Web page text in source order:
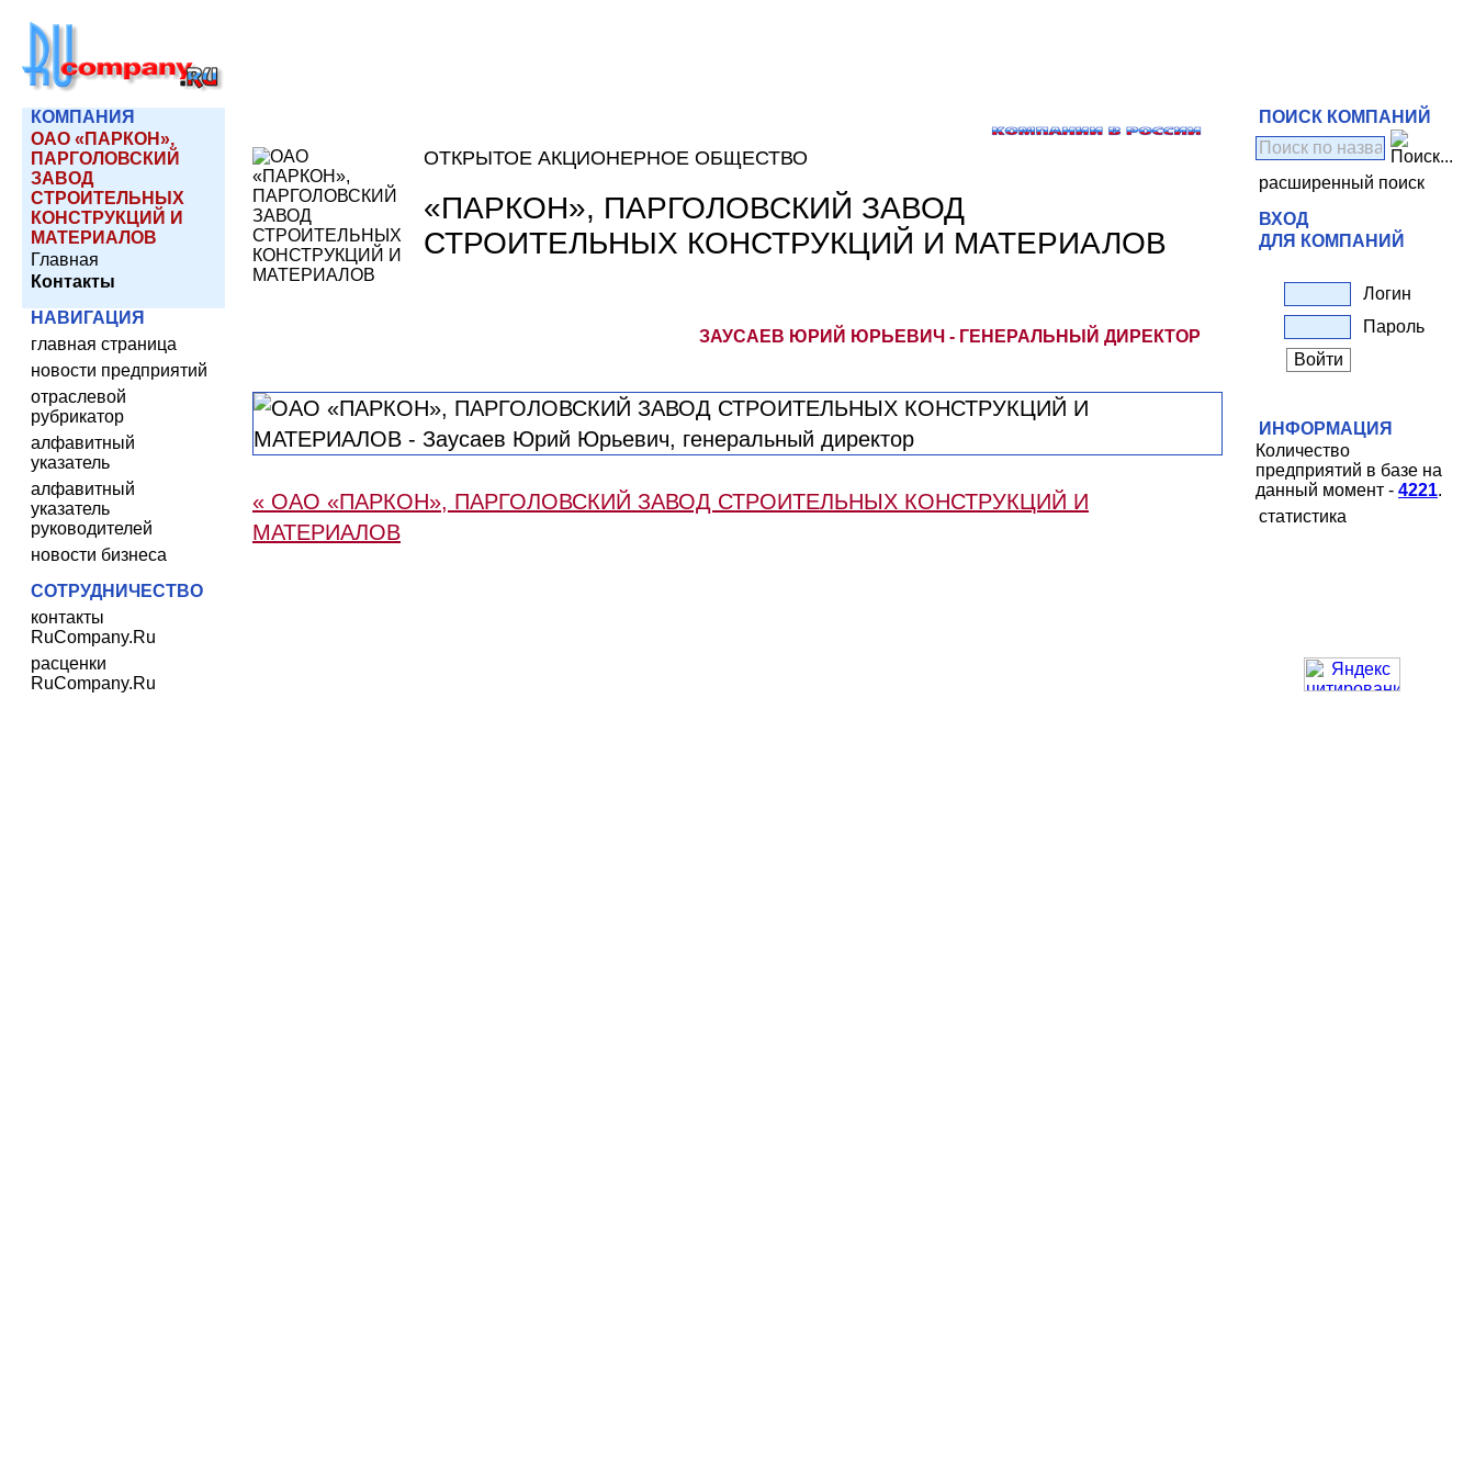
КОМПАНИЯ
ОАО «ПАРКОН»,
ПАРГОЛОВСКИЙ
ЗАВОД
СТРОИТЕЛЬНЫХ
КОНСТРУКЦИЙ И
МАТЕРИАЛОВ
Главная
Контакты
НАВИГАЦИЯ
главная страница
новости предприятий
отраслевой
рубрикатор
алфавитный
указатель
алфавитный
указатель
руководителей
новости бизнеса
СОТРУДНИЧЕСТВО
контакты
RuCompany.Ru
расценки
RuCompany.Ru
ОТКРЫТОЕ АКЦИОНЕРНОЕ ОБЩЕСТВО
«ПАРКОН», ПАРГОЛОВСКИЙ ЗАВОД
СТРОИТЕЛЬНЫХ КОНСТРУКЦИЙ И МАТЕРИАЛОВ
ЗАУСАЕВ ЮРИЙ ЮРЬЕВИЧ - ГЕНЕРАЛЬНЫЙ ДИРЕКТОР
« ОАО «ПАРКОН», ПАРГОЛОВСКИЙ ЗАВОД СТРОИТЕЛЬНЫХ КОНСТРУКЦИЙ И
МАТЕРИАЛОВ
ПОИСК КОМПАНИЙ
расширенный поиск
ВХОД
ДЛЯ КОМПАНИЙ
Логин
Пароль
ИНФОРМАЦИЯ
Количество
предприятий в базе на
данный момент - 4221.
статистика